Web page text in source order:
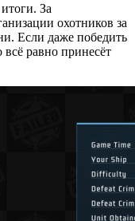
За
охотников за
Если даже победить
всё равно принесёт